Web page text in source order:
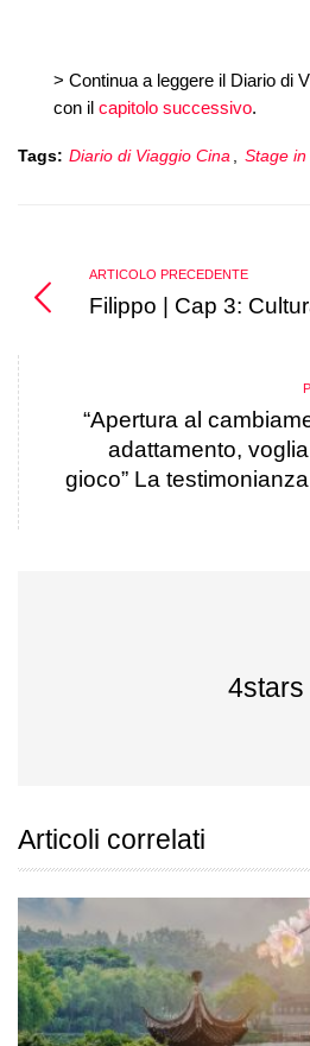
> Continua a leggere il Diario di
con il capitolo successivo.
Tags: Diario di Viaggio Cina Stage in
ARTICOLO PRECEDENTE
Filippo | Cap 3:
“Apertura al
adattamento,
gioco” La
4stars
Articoli correlati